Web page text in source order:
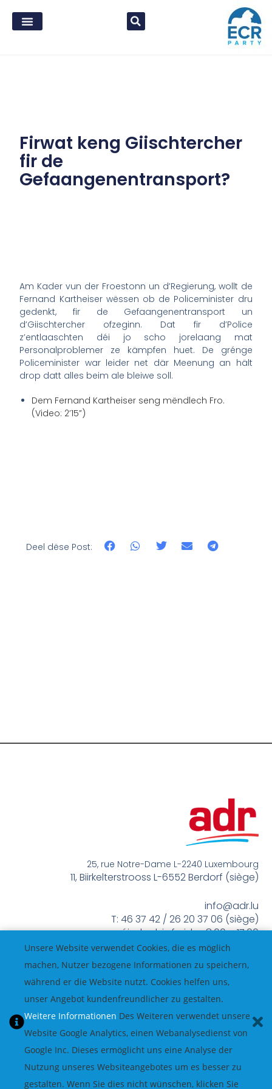
Firwat keng Giischtercher
fir de
Gefaangenentransport?
Am Kader vun der Froestonn un d’Regierung, wollt de
Fernand Kartheiser wëssen ob de Policeminister dru
gedenkt, fir de Gefaangenentransport un
d’Giischtercher ofzeginn. Dat fir d’Police
z’entlaaschten déi jo scho jorelaang mat
Personalproblemer ze kämpfen huet. De grénge
Policeminister war leider net där Meenung an hält
drop datt alles beim ale bleiwe soll.
Dem Fernand Kartheiser seng mëndlech Fro.
(Video: 2’15”)
Deel dëse Post:
25, rue Notre-Dame L-2240 Luxembourg
11, Biirkelterstrooss L-6552 Berdorf (siège)
info@adr.lu
T: 46 37 42 / 26 20 37 06 (siège)
méindes bis freides 8:00 – 17:00
Unsere Website verwendet Cookies, die es möglich
machen, Nutzer bezogene Informationen zu speichern,
während er die Website nutzt. Cookies helfen uns,
unser Angebot kundenfreundlicher zu gestalten.
Weitere Informationen Des Weiteren verwendet unsere
Website Google Analytics, einen Webanalysedienst von
Google Inc. Dieses ermöglicht uns eine Analyse der
Nutzung unseres Websiteangebotes um es besser zu
gestalten. Wenn Sie dies nicht wünschen, klicken Sie